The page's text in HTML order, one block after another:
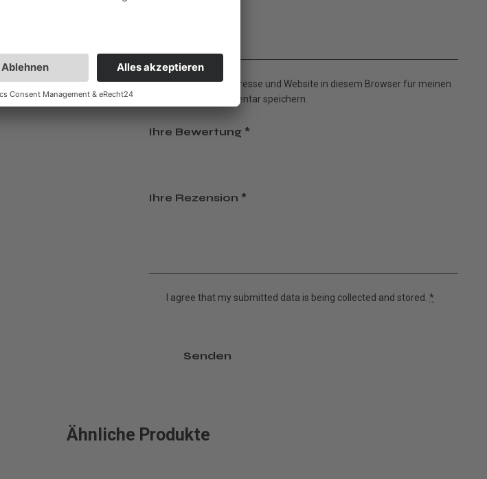
Name, E-Mail-Adresse und Website in diesem Browser für meinen
nächsten Kommentar speichern.
Ihre Bewertung *
Ihre Rezension *
I agree that my submitted data is being collected and stored .*
Ähnliche Produkte